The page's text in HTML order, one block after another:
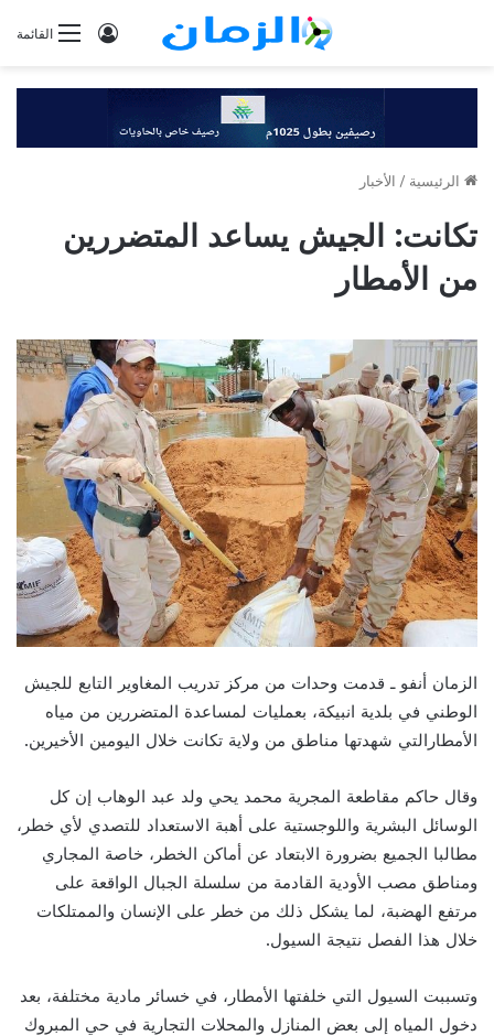
القائمةتسجيل
الرئيسية / الأخبار
تكانت: الجيش يساعد المتضررين
من الأمطار
الزمان أنفو ـ قدمت وحدات من مركز تدريب المغاوير التابع للجيش
الوطني في بلدية انبيكة، بعمليات لمساعدة المتضررين من مياه
الأمطارالتي شهدتها مناطق من ولاية تكانت خلال اليومين الأخيرين.
وقال حاكم مقاطعة المجرية محمد يحي ولد عبد الوهاب إن كل
الوسائل البشرية واللوجستية على أهبة الاستعداد للتصدي لأي خطر،
مطالبا الجميع بضرورة الابتعاد عن أماكن الخطر، خاصة المجاري
ومناطق مصب الأودية القادمة من سلسلة الجبال الواقعة على
مرتفع الهضبة، لما يشكل ذلك من خطر على الإنسان والممتلكات
خلال هذا الفصل نتيجة السيول.
وتسببت السيول التي خلفتها الأمطار، في خسائر مادية مختلفة، بعد
دخول المياه إلى بعض المنازل والمحلات التجارية في حي المبروك